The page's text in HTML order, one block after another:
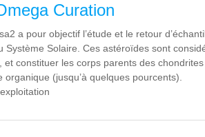
Curation
a pour objectif l’étude et le retour
Système Solaire. Ces astéroïdes sont
et constituer les corps parents des
(jusqu’à quelques pourcents).